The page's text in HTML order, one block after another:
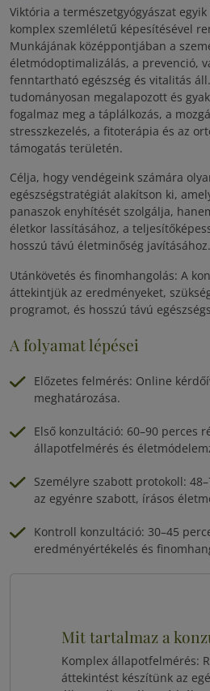
Viktória a természetgyógyászat
komplex szemléletű képesítésével
Munkájának középpontjában a
életmódoptimalizálás, a prevenció,
fenntartható egészség és vitalitás
tudományosan megalapozott és
fogalmaz meg a táplálkozás, a
stresszkezelés, a fitoterápia és az
támogatás területén.
Célja, hogy vendégeink számára
egészségstratégiát alakítson ki,
panaszok enyhítését szolgálja,
életkor lassításához, a
hosszú távú életminőség javításához.
Utánkövetés és finomhangolás: A
áttekintjük az eredményeket,
programot, és hosszú távú
A folyamat lépései
Előzetes felmérés: Online
meghatározása.
Első konzultáció: 60–90 perces
állapotfelmérés és
Személyre szabott protokoll:
az egyénre szabott, írásos
Kontroll konzultáció: 30–45
eredményértékelés és
Mit tartalmaz a
Komplex állapotfelmérés:
áttekintést készítünk az